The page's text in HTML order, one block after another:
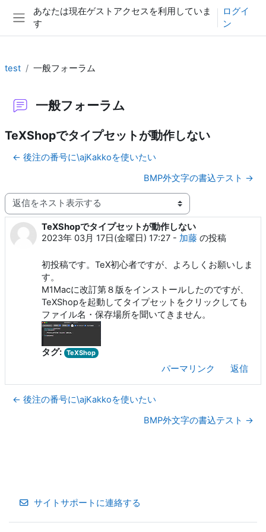
メインコンテンツへスキップする
サイドパネル
あなたは現在ゲストアクセスを利用していま
す
ログイ
ン
test 一般フォーラム
一般フォーラム
TeXShopでタイプセットが動作しない
← 後注の番号に\ajKakkoを使いたい
BMP外文字の書込テスト →
表示モード
TeXShopでタイプセットが動作しない
2023年 03月 17日(金曜日) 17:27 - 加藤 の投稿
返信数: 0
初投稿です。TeX初心者ですが、よろしくお願いしま
す。
M1Macに改訂第８版をインストールしたのですが、
TeXShopを起動してタイプセットをクリックしても
ファイル名・保存場所を聞いてきません。
タグ: TeXShop
パーマリンク 返信
← 後注の番号に\ajKakkoを使いたい
BMP外文字の書込テスト →
サイトサポートに連絡する